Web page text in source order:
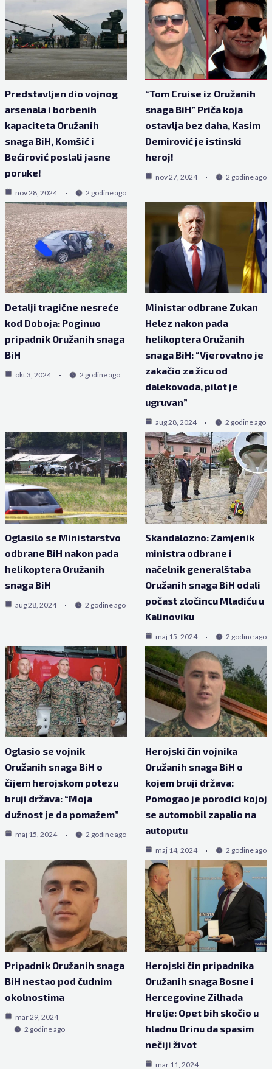
Predstavljen dio vojnog
arsenala i borbenih
kapaciteta Oružanih
snaga BiH, Komšić i
Bećirović poslali jasne
poruke!
nov 28, 2024 2 godine ago
“Tom Cruise iz Oružanih
snaga BiH” Priča koja
ostavlja bez daha, Kasim
Demirović je istinski
heroj!
nov 27, 2024 2 godine ago
Detalji tragične nesreće
kod Doboja: Poginuo
pripadnik Oružanih snaga
BiH
okt 3, 2024 2 godine ago
Ministar odbrane Zukan
Helez nakon pada
helikoptera Oružanih
snaga BiH: “Vjerovatno je
zakačio za žicu od
dalekovoda, pilot je
ugruvan”
aug 28, 2024 2 godine ago
Oglasilo se Ministarstvo
odbrane BiH nakon pada
helikoptera Oružanih
snaga BiH
aug 28, 2024 2 godine ago
Skandalozno: Zamjenik
ministra odbrane i
načelnik generalštaba
Oružanih snaga BiH odali
počast zločincu Mladiću u
Kalinoviku
maj 15, 2024 2 godine ago
Oglasio se vojnik
Oružanih snaga BiH o
čijem herojskom potezu
bruji država: “Moja
dužnost je da pomažem”
maj 15, 2024 2 godine ago
Herojski čin vojnika
Oružanih snaga BiH o
kojem bruji država:
Pomogao je porodici kojoj
se automobil zapalio na
autoputu
maj 14, 2024 2 godine ago
Pripadnik Oružanih snaga
BiH nestao pod čudnim
okolnostima
mar 29, 2024
2 godine ago
Herojski čin pripadnika
Oružanih snaga Bosne i
Hercegovine Zilhada
Hrelje: Opet bih skočio u
hladnu Drinu da spasim
nečiji život
mar 11, 2024